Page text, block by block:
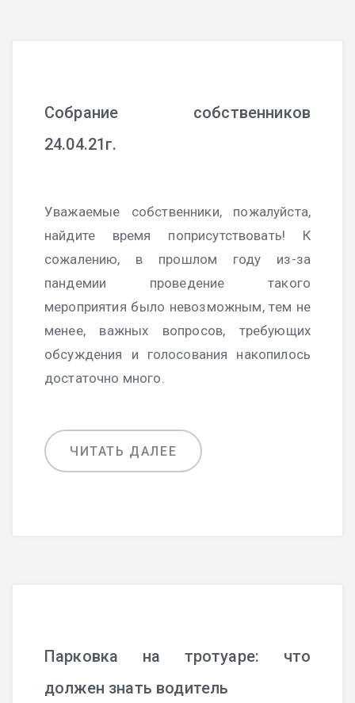
Собрание собственников
24.04.21г.
Уважаемые собственники, пожалуйста,
найдите время поприсутствовать! К
сожалению, в прошлом году из-за
пандемии проведение такого
мероприятия было невозможным, тем не
менее, важных вопросов, требующих
обсуждения и голосования накопилось
достаточно много.
ЧИТАТЬ ДАЛЕЕ
Парковка на тротуаре: что
должен знать водитель